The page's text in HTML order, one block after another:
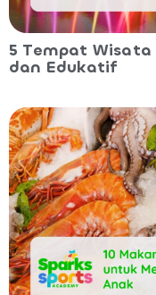
5 Tempat
dan Edukatif